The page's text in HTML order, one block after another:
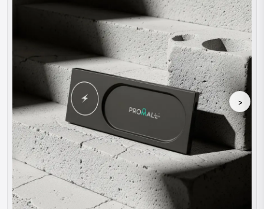
›